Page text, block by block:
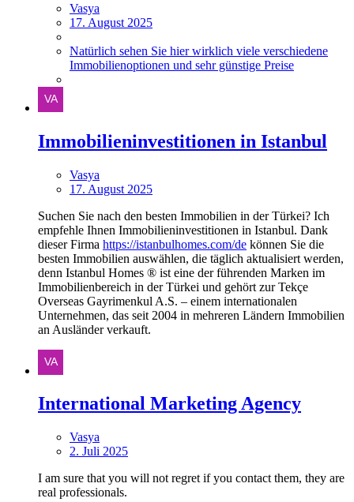
Vasya
17. August 2025
Natürlich sehen Sie hier wirklich viele verschiedene
Immobilienoptionen und sehr günstige Preise
Immobilieninvestitionen in Istanbul
Vasya
17. August 2025
Suchen Sie nach den besten Immobilien in der Türkei? Ich
empfehle Ihnen Immobilieninvestitionen in Istanbul. Dank
dieser Firma https://istanbulhomes.com/de können Sie die
besten Immobilien auswählen, die täglich aktualisiert werden,
denn Istanbul Homes ® ist eine der führenden Marken im
Immobilienbereich in der Türkei und gehört zur Tekçe
Overseas Gayrimenkul A.S. – einem internationalen
Unternehmen, das seit 2004 in mehreren Ländern Immobilien
an Ausländer verkauft.
International Marketing Agency
Vasya
2. Juli 2025
I am sure that you will not regret if you contact them, they are
real professionals.